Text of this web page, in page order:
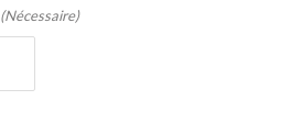
(Nécessaire)